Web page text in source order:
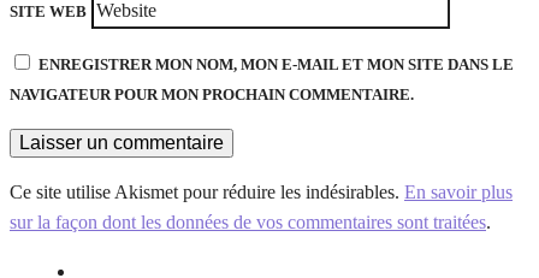
SITE WEB
ENREGISTRER MON NOM, MON E-MAIL ET MON SITE DANS LE
NAVIGATEUR POUR MON PROCHAIN COMMENTAIRE.
Ce site utilise Akismet pour réduire les indésirables. En savoir plus
sur la façon dont les données de vos commentaires sont traitées.